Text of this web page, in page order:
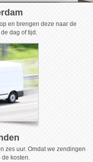
en brengen deze naar de
dag of tijd.
zes uur. Omdat we zendingen
de kosten.